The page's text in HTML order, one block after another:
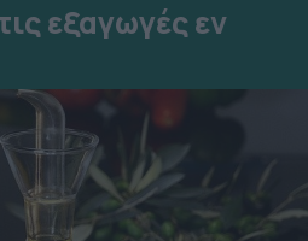
εξαγωγές εν